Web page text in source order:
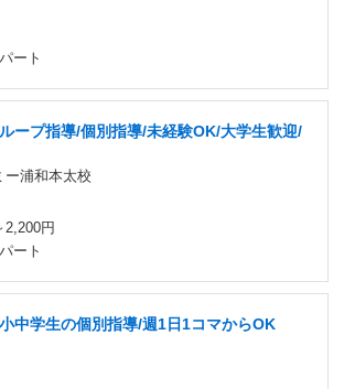
ート
ープ指導/個別指導/未経験OK/大学生歓迎/
ー浦和本太校
2,200円
ート
中学生の個別指導/週1日1コマからOK